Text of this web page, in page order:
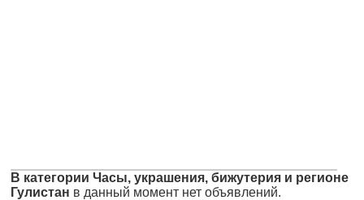
В категории Часы, украшения, бижутерия и регионе
Гулистан в данный момент нет объявлений.